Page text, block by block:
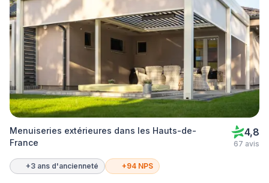
Menuiseries extérieures dans les Hauts-de-
France
4,8
67 avis
+3 ans d'ancienneté +94 NPS